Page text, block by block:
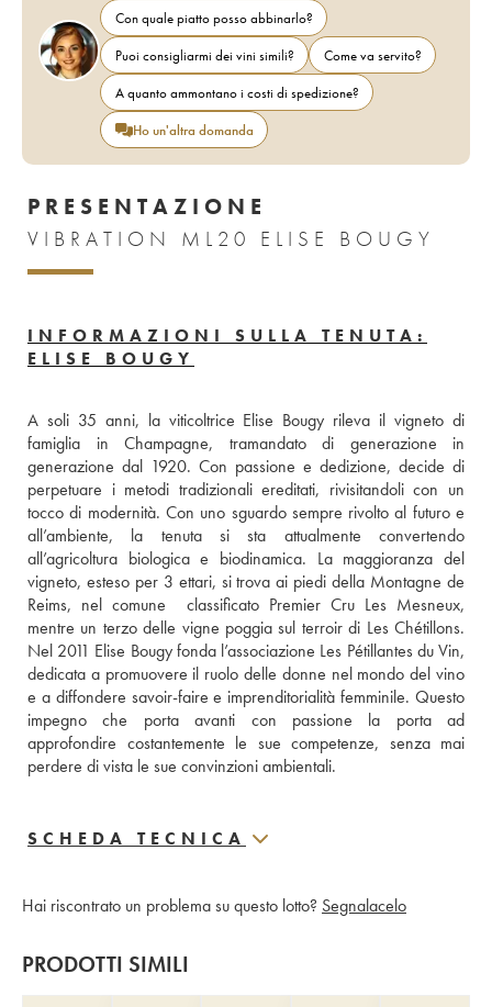
Con quale piatto posso abbinarlo?
Puoi consigliarmi dei vini simili?
Come va servito?
A quanto ammontano i costi di spedizione?
Ho un'altra domanda
PRESENTAZIONE
VIBRATION ML20 ELISE BOUGY
INFORMAZIONI SULLA TENUTA:
ELISE BOUGY
A soli 35 anni, la viticoltrice Elise Bougy rileva il vigneto di
famiglia in Champagne, tramandato di generazione in
generazione dal 1920. Con passione e dedizione, decide di
perpetuare i metodi tradizionali ereditati, rivisitandoli con un
tocco di modernità. Con uno sguardo sempre rivolto al futuro e
all’ambiente, la tenuta si sta attualmente convertendo
all’agricoltura biologica e biodinamica. La maggioranza del
vigneto, esteso per 3 ettari, si trova ai piedi della Montagne de
Reims, nel comune  classificato Premier Cru Les Mesneux,
mentre un terzo delle vigne poggia sul terroir di Les Chétillons.
Nel 2011 Elise Bougy fonda l’associazione Les Pétillantes du Vin,
dedicata a promuovere il ruolo delle donne nel mondo del vino
e a diffondere savoir-faire e imprenditorialità femminile. Questo
impegno che porta avanti con passione la porta ad
approfondire costantemente le sue competenze, senza mai
perdere di vista le sue convinzioni ambientali.
SCHEDA TECNICA
Hai riscontrato un problema su questo lotto? Segnalacelo
PRODOTTI SIMILI